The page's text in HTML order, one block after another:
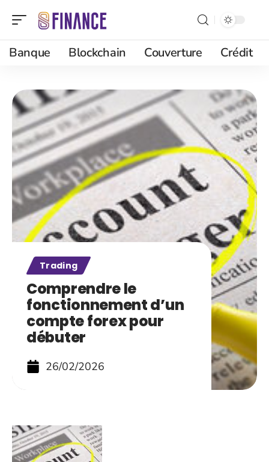
Banque Blockchain Couverture Crédit
Trading
Comprendre le
fonctionnement d’un
compte forex pour
débuter
26/02/2026